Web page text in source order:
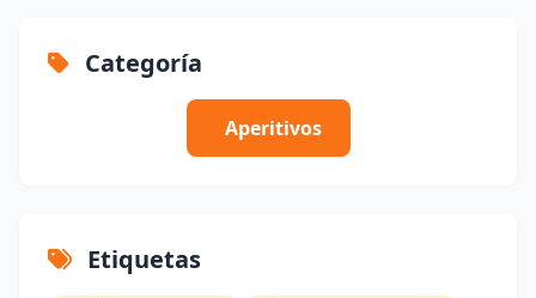
Categoría
Aperitivos
Etiquetas